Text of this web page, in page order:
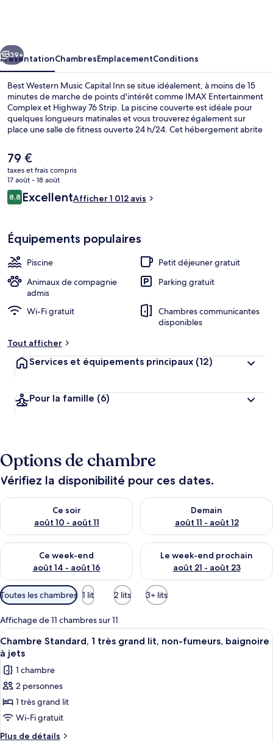
Inn
Suivant
39+
PrésentationChambresEmplacementConditions
Best Western Music Capital Inn se situe idéalement, à moins de 15
minutes de marche de points d'intérêt comme IMAX Entertainment
Complex et Highway 76 Strip. La piscine couverte est idéale pour
quelques longueurs matinales et vous trouverez également sur
place une salle de fitness ouverte 24 h/24. Cet hébergement abrite
chambres bénéficient d'un réfrigérateur et un micro-ondes. Les
autres voyageurs adorent la piscine rafraîchissante et le personnel
attentionné.
Le
prix
actuel
est
de
79 €
taxes et frais compris
17 août - 18 août
Avis
voyageurs
8,88,8 sur 10
ExcellentAfficher 1 012 avis
Équipements populaires
Piscine
Petit déjeuner gratuit
Animaux de compagnie
admis
Parking gratuit
Wi-Fi gratuit
Chambres communicantes
disponibles
Tout afficher
Services et équipements principaux (12)
Pour la famille (6)
Options de chambre
Vérifiez la disponibilité pour ces dates.
Ce soir
août 10 - août 11
Vérifier la disponibilité pour ce soir août 10 - août 11
Demain
août 11 - août 12
Vérifier la disponibilité pour
Ce week-end
août 14 - août 16
Vérifier la disponibilité pour ce week-end août 14 - août 16
Le week-end prochain
août 21 - août 23
Vérifier la disponibilité pour
Filtres
disponibles
pour
les
chambres
Toutes les chambres 1 lit 2 lits 3+ lits
Affichage de 11 chambres sur 11
Afficher
toutes
les
photos
pour
ce
type
de
Une chambre d’hôtel avec un
5
Chambre Standard, 1 très grand lit, non-fumeurs, baignoire
à jets
1 chambre
2 personnes
1 très grand lit
Wi-Fi gratuit
Plus de détails
Plus